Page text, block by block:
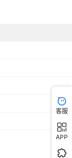
客服
APP